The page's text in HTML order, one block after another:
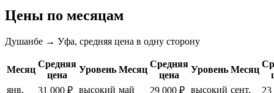
Цены по месяцам
Душанбе → Уфа, средняя цена в одну сторону
Месяц
Средняя
цена
Уровень Месяц
Средняя
цена
Уровень Месяц
янв.
31 000 ₽ высокий май 29 000 ₽ высокий сент.
23